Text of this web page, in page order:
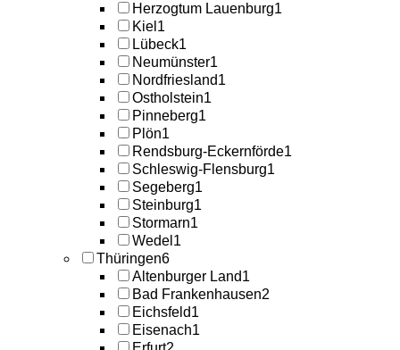
Herzogtum Lauenburg1
Kiel 1
Lübeck1
Neumünster1
Nordfriesland1
Ostholstein1
Pinneberg1
Plön1
Rendsburg-Eckernförde1
Schleswig-Flensburg1
Segeberg1
Steinburg1
Stormarn1
Wedel 1
Thüringen6
Altenburger Land1
Bad Frankenhausen2
Eichsfeld1
Eisenach1